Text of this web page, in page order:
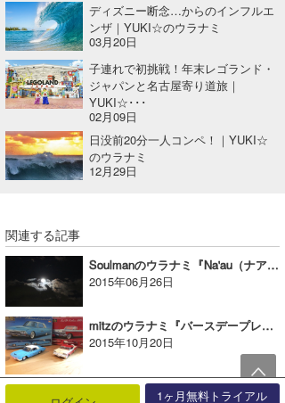
ディズニー断念…からのインフルエ
ンザ｜YUKI☆のウラナミ
03月20日
子連れで初挑戦！年末レゴランド・
ジャパンと名古屋寄り道旅｜
YUKI☆･･･
02月09日
日没前20分一人コンペ！｜YUKI☆
のウラナミ
12月29日
関連する記事
Soulmanのウラナミ『Na'au（ナアウ）』
2015年06月26日
mitzのウラナミ『バースデープレゼント』
2015年10月20日
banpaku88のウラナミ『海を知って！モット海を好きになろ♥♥』
1ヶ月無料トライアル